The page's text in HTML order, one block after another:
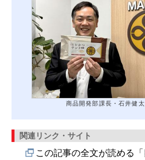
商品開発部課長・石井健
関連リンク・サイト
この記事の全文が読める